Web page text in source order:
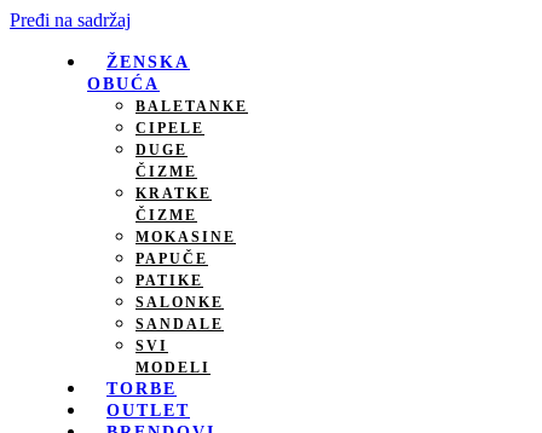
Pređi na sadržaj
ŽENSKA
OBUĆA
BALETANKE
CIPELE
DUGE
ČIZME
KRATKE
ČIZME
MOKASINE
PAPUČE
PATIKE
SALONKE
SANDALE
SVI
MODELI
TORBE
OUTLET